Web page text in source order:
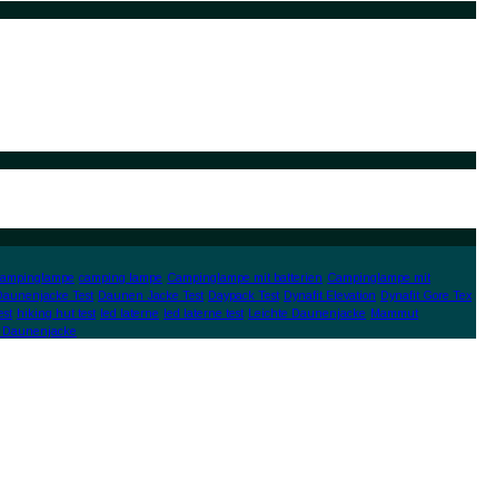
camping lampe Campinglampe mit batterien Campinglampe mit
Test Daunen Jacke Test Daypack Test Dynafit Elevation Dynafit Gore Tex
hiking hut test led laterne led laterne test Leichte Daunenjacke Mammut
Daunenjacke